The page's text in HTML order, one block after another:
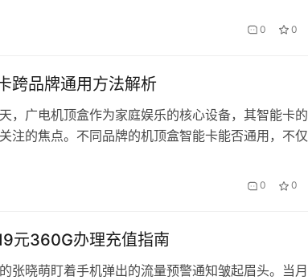
新疆地区业务办理政策背景 新疆作为多民族聚居的省
0 0
跨品牌通用方法解析
，广电机顶盒作为家庭娱乐的核心设备，其智能卡
注的焦点。不同品牌的机顶盒智能卡能否通用，不
原理、实现路径以及市场实践，并以会办卡为例，
0 0
元360G办理充值指南
张晓萌盯着手机弹出的流量预警通知皱起眉头。当